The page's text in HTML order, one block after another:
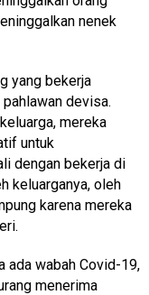
nenek
yang bekerja
devisa.
mereka
untuk
dengan bekerja di
keluarganya, oleh
karena mereka
ada wabah Covid-19,
menerima